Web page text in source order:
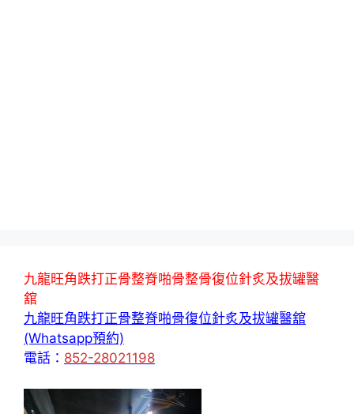
九龍旺角跌打正骨整脊啪骨整骨復位針炙及拔罐醫
舘
九龍旺角跌打正骨整脊啪骨復位針炙及拔罐醫舘
(Whatsapp預約)
電話： 852-28021198